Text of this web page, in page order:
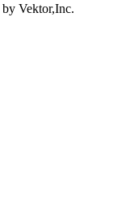
by Vektor,Inc.